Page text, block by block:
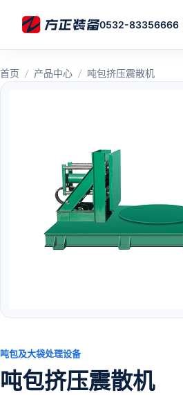
0532-83356666
首页 / 产品中心 / 吨包挤压震散机
吨包及大袋处理设备
吨包挤压震散机